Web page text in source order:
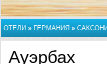
ОТЕЛИ » ГЕРМАНИЯ »
Ауэрбах